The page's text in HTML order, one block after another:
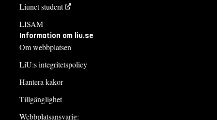
Liunet student
LISAM
Information om liu.se
Om webbplatsen
LiU:s integritetspolicy
Hantera kakor
Tillgänglighet
Webbplatsansvarig: